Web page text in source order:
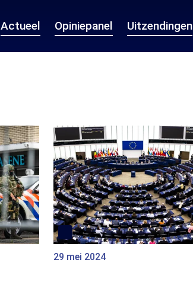
Actueel Opiniepanel Uitzendingen
29 mei 2024